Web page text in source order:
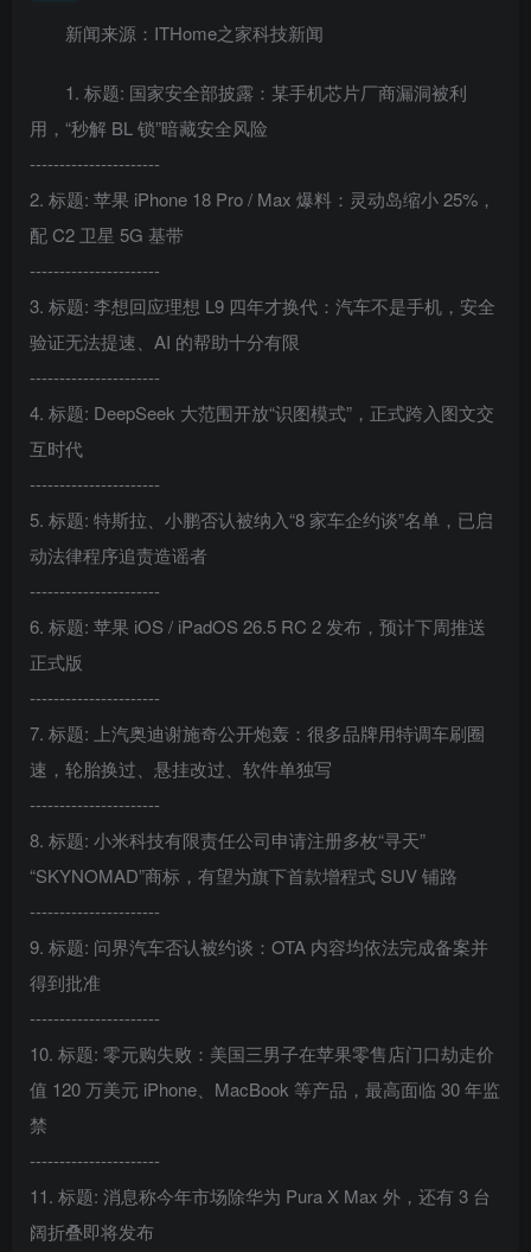
新闻来源：ITHome之家科技新闻
1. 标题: 国家安全部披露：某手机芯片厂商漏洞被利
用，“秒解 BL 锁”暗藏安全风险
----------------------
2. 标题: 苹果 iPhone 18 Pro / Max 爆料：灵动岛缩小 25%，
配 C2 卫星 5G 基带
----------------------
3. 标题: 李想回应理想 L9 四年才换代：汽车不是手机，安全
验证无法提速、AI 的帮助十分有限
----------------------
4. 标题: DeepSeek 大范围开放“识图模式”，正式跨入图文交
互时代
----------------------
5. 标题: 特斯拉、小鹏否认被纳入“8 家车企约谈”名单，已启
动法律程序追责造谣者
----------------------
6. 标题: 苹果 iOS / iPadOS 26.5 RC 2 发布，预计下周推送
正式版
----------------------
7. 标题: 上汽奥迪谢施奇公开炮轰：很多品牌用特调车刷圈
速，轮胎换过、悬挂改过、软件单独写
----------------------
8. 标题: 小米科技有限责任公司申请注册多枚“寻天”
“SKYNOMAD”商标，有望为旗下首款增程式 SUV 铺路
----------------------
9. 标题: 问界汽车否认被约谈：OTA 内容均依法完成备案并
得到批准
----------------------
10. 标题: 零元购失败：美国三男子在苹果零售店门口劫走价
值 120 万美元 iPhone、MacBook 等产品，最高面临 30 年监
禁
----------------------
11. 标题: 消息称今年市场除华为 Pura X Max 外，还有 3 台
阔折叠即将发布